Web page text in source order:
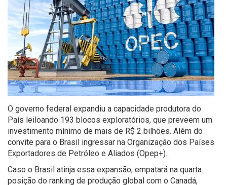
O governo federal expandiu a capacidade produtora do
País leiloando 193 blocos exploratórios, que preveem um
investimento mínimo de mais de R$ 2 bilhões. Além do
convite para o Brasil ingressar na Organização dos Países
Exportadores de Petróleo e Aliados (Opep+).
Caso o Brasil atinja essa expansão, empatará na quarta
posição do ranking de produção global com o Canadá,